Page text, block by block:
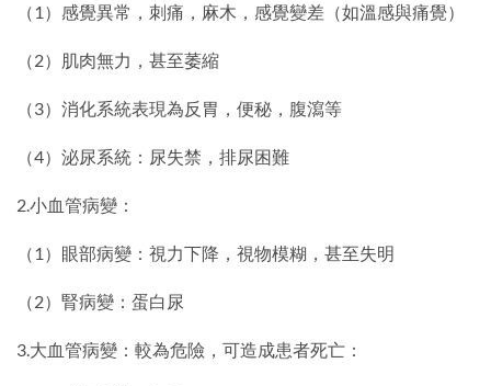
（1）感覺異常，刺痛，麻木，感覺變差（如溫感與痛覺）
（2）肌肉無力，甚至萎縮
（3）消化系統表現為反胃，便秘，腹瀉等
（4）泌尿系統：尿失禁，排尿困難
2.小血管病變：
（1）眼部病變：視力下降，視物模糊，甚至失明
（2）腎病變：蛋白尿
3.大血管病變：較為危險，可造成患者死亡：